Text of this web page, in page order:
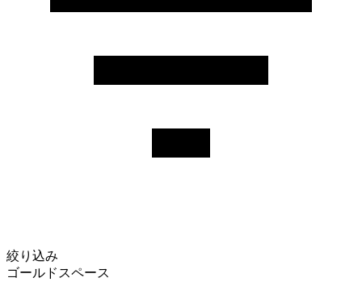
絞り込み
ゴールドスペース